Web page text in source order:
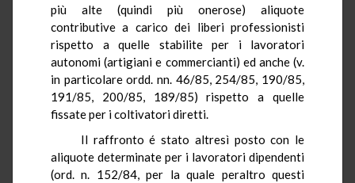
più alte (quindi più onerose) aliquote
contributive a carico dei liberi professionisti
rispetto a quelle stabilite per i lavoratori
autonomi (artigiani e commercianti) ed anche (v.
in particolareordd.nn. 46/85, 254/85, 190/85,
191/85, 200/85, 189/85) rispetto a quelle
fissate per i coltivatori diretti.
Il raffronto é stato altresì posto con le
aliquote determinate per i lavoratori dipendenti
(ord.n. 152/84, per la quale peraltro questi